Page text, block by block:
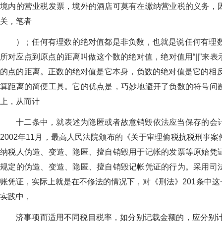
境内的营业税发票，境外的酒店可莫有在缴纳营业税的义务
关，笔者
）；任何有理数的绝对值都是非负数，也就是说任何有
所对应点到原点的距离叫做这个数的绝对值，绝对值用“||”来
的点的距离。正数的绝对值是它本身，负数的绝对值是它的
算距离的简便工具。它的优点是，巧妙地避开了负数的符号
上，从而计
十二条中，就表述为隐匿或者故意销毁依法应当保存的
2002年11月，最高人民法院颁布的《关于审理偷税抗税刑事
纳税人伪造、变造、隐匿、擅自销毁用于记帐的发票等原始
规定的伪造、变造、隐匿、擅自销毁记帐凭证的行为。采用
账凭证，实际上就是在不修法的情况下，对《刑法》201条中
实践中，
济事项而适用不同税目税率，如分别记载金额的，应分别